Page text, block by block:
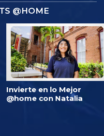
@HOME
Invierte en lo Mejor
@home con Natalia